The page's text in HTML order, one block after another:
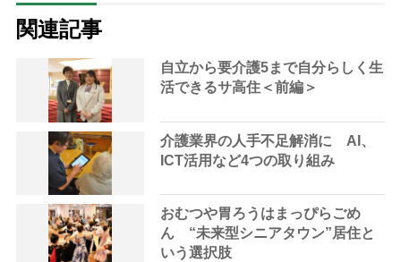
関連記事
自立から要介護5まで自分らしく生
活できるサ高住＜前編＞
介護業界の人手不足解消に AI、
ICT活用など4つの取り組み
おむつや胃ろうはまっぴらごめ
ん “未来型シニアタウン”居住と
いう選択肢